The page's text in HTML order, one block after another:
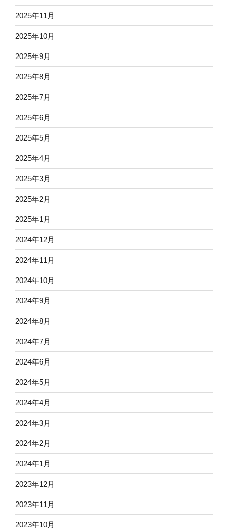
2025年11月
2025年10月
2025年9月
2025年8月
2025年7月
2025年6月
2025年5月
2025年4月
2025年3月
2025年2月
2025年1月
2024年12月
2024年11月
2024年10月
2024年9月
2024年8月
2024年7月
2024年6月
2024年5月
2024年4月
2024年3月
2024年2月
2024年1月
2023年12月
2023年11月
2023年10月